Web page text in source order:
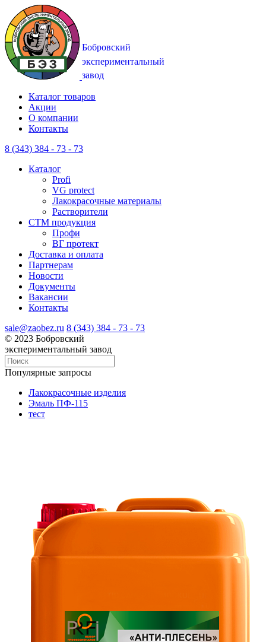
Каталог товаров
Акции
О компании
Контакты
8 (343) 384 - 73 - 73
Каталог
Profi
VG protect
Лакокрасочные материалы
Растворители
CTM продукция
Профи
ВГ протект
Доставка и оплата
Партнерам
Новости
Документы
Вакансии
Контакты
sale@zaobez.ru 8 (343) 384 - 73 - 73
© 2023 Бобровский
экспериментальный завод
Популярные запросы
Лакокрасочные изделия
Эмаль ПФ-115
тест